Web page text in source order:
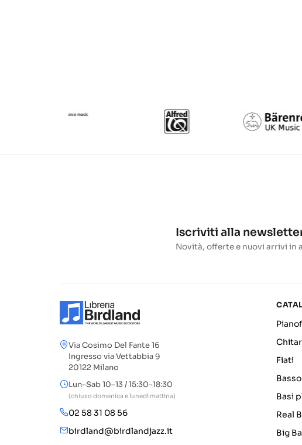
Iscriviti alla
Novità, offerte e nuovi arrivi in
Via Cosimo Del Fante 16
Ingresso via Vettabbia 9
20122 Milano
Lun–Sab 10–13 / 15:30–18:30
(chiuso domenica e lunedì mattina)
02 58 31 08 56
birdland@birdlandjazz.it
Fiati
Basi
Real
Big